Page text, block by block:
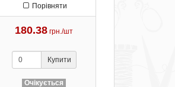
Порівняти
180.38 грн./шт
Купити
Очікується